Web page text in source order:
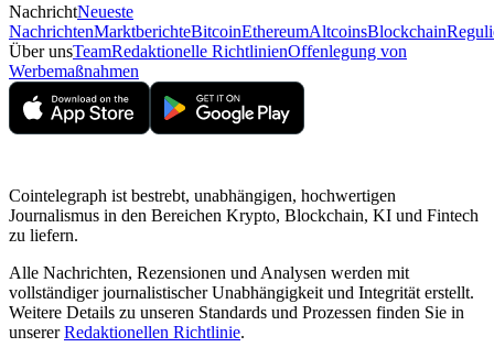
NachrichtNeueste
NachrichtenMarktberichteBitcoinEthereumAltcoinsBlockchain
Über unsTeamRedaktionelle RichtlinienOffenlegung von
Werbemaßnahmen
Cointelegraph ist bestrebt, unabhängigen, hochwertigen
Journalismus in den Bereichen Krypto, Blockchain, KI und Fintech
zu liefern.
Alle Nachrichten, Rezensionen und Analysen werden mit
vollständiger journalistischer Unabhängigkeit und Integrität erstellt.
Weitere Details zu unseren Standards und Prozessen finden Sie in
unsererRedaktionellen Richtlinie.